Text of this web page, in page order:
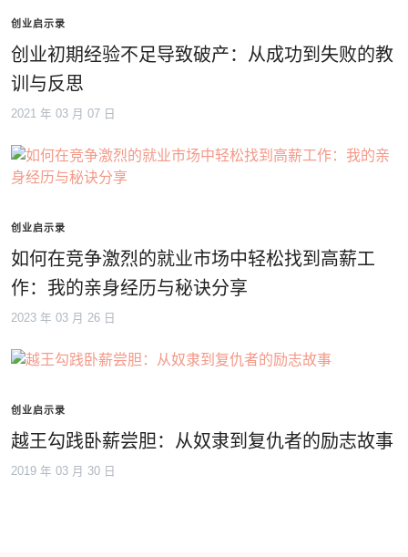
创业启示录
创业初期经验不足导致破产：从成功到失败的教
训与反思
2021 年 03 月 07 日
创业启示录
如何在竞争激烈的就业市场中轻松找到高薪工
作：我的亲身经历与秘诀分享
2023 年 03 月 26 日
创业启示录
越王勾践卧薪尝胆：从奴隶到复仇者的励志故事
2019 年 03 月 30 日